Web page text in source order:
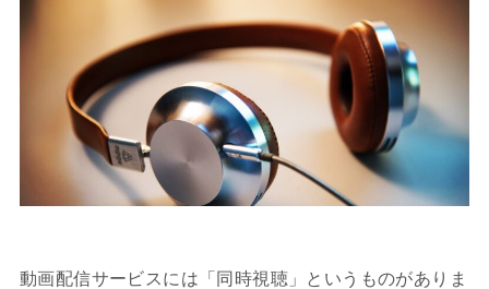
動画配信サービスには「同時視聴」というものがありま